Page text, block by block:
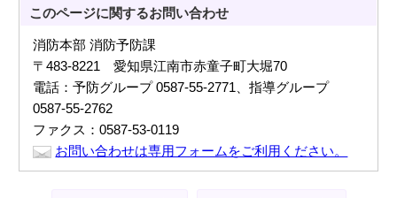
このページに関するお問い合わせ
消防本部 消防予防課
〒483-8221 愛知県江南市赤童子町大堀70
電話：予防グループ 0587-55-2771、指導グループ
0587-55-2762
ファクス：0587-53-0119
お問い合わせは専用フォームをご利用ください。